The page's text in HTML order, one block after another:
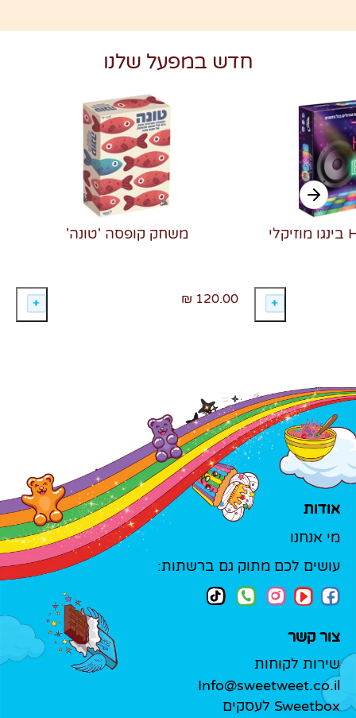
חדש במפעל שלנו
משחק קופסה 'טונה'
120.00 ₪
אודות
מי אנחנו
עושים לכם מתוק גם ברשתות:
צור קשר
שירות לקוחות
Info@sweetweet.co.il
Sweetbox לעסקים